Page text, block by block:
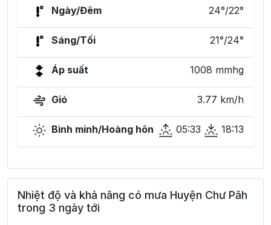
Ngày/Đêm 24°/22°
Sáng/Tối 21°/24°
Áp suất 1008 mmhg
Gió 3.77 km/h
Bình minh/Hoàng hôn 05:33 18:13
Nhiệt độ và khả năng có mưa Huyện Chư Păh
trong 3 ngày tới